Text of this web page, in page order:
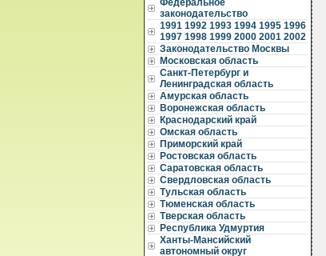
Федеральное
законодательство
1991 1992 1993 1994 1995 1996
1997 1998 1999 2000 2001 2002
Законодательство Москвы
Московская область
Санкт-Петербург и
Ленинградская область
Амурская область
Воронежская область
Краснодарский край
Омская область
Приморский край
Ростовская область
Саратовская область
Свердловская область
Тульская область
Тюменская область
Тверская область
Республика Удмуртия
Ханты-Мансийский
автономный округ